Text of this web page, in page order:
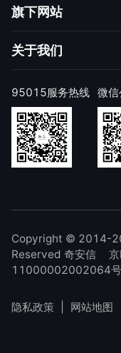
第一节
第二节
态
第三节
创新
第八章 新理念
络安全市
是安全从
第三
化”治理之道
合作伙伴
求职者
如何购买
产品注册与激活
样本上报
奇安信天守安全软件
顽固病毒专杀工具
旗下网站
网神
技术研究院
威胁情报中心
补天漏洞响应平台
关于我们
公司简介
公司新闻
发展历程
进出口合规声明
95015服务热线 微
Copyright © 2014-
Reserved 奇安信
11000002002064号
隐私政策 网站地图